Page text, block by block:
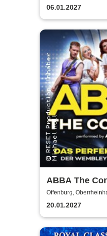
06.01.2027
ABBA The
by
Offenburg,
20.01.2027